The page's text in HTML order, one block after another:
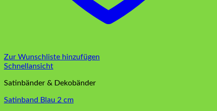
Zur Wunschliste hinzufügen
Schnellansicht
Satinbänder & Dekobänder
Satinband Blau 2 cm